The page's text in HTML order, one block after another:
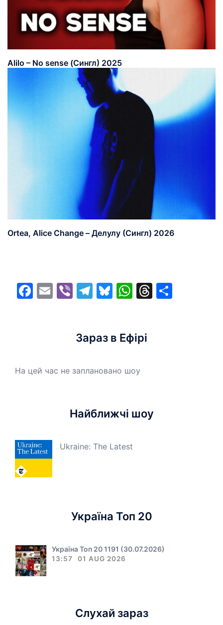
Alilo – No sense (Сингл) 2025
Ortea, Alice Change – Делулу (Сингл) 2026
Facebook
EmailViberTelegram
Bluesky
WhatsApp
Threads
Зараз в Ефірі
На цей час не заплановано шоу
Найближчі шоу
Ukraine: The Latest
Україна Топ 20
Україна Топ 20 1191 (30.07.2026)
13:57 01 AUG 2026
Слухай зараз